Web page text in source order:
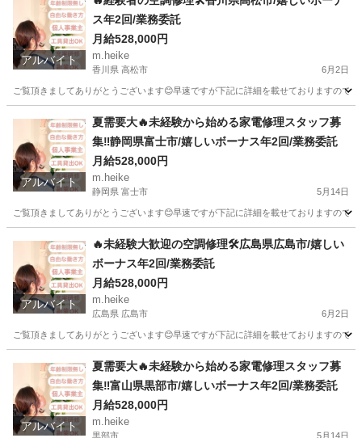
アルバイト
ス年2回/業務委託
月給528,000円
m.heike
香川県 高松市 6月2日
ご覧頂きましてありがとうございます😊早速ですが下記に詳細を載せておりますので
その他 業務委託
アルバイト
夏需要大🔥未経験から始める家電修理スタッフ募
集‼️静岡県富士市/嬉しいボーナス年2回/業務委託
月給528,000円
m.heike
静岡県 富士市 5月14日
ご覧頂きましてありがとうございます😊早速ですが下記に詳細を載せておりますの
その他 スタッフ
アルバイト
🔥未経験大歓迎の空調修理🛠️広島県広島市/嬉しい
ボーナス年2回/業務委託
月給528,000円
m.heike
広島県 広島市 6月2日
ご覧頂きましてありがとうございます😊早速ですが下記に詳細を載せておりますの
その他 業務委託
アルバイト
夏需要大🔥未経験から始める家電修理スタッフ募
集‼️富山県黒部市/嬉しいボーナス年2回/業務委託
月給528,000円
m.heike
黒部市 5月14日